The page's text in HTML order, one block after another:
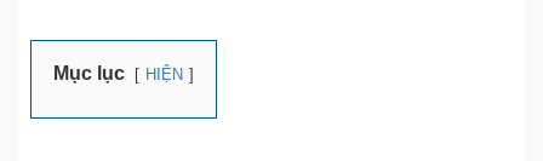
Mục lục HIỆN